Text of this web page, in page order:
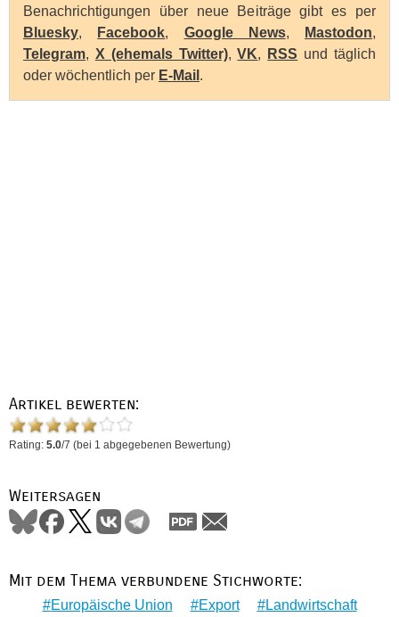
Benachrichtigungen über neue Beiträge gibt es per
Bluesky, Facebook, Google News, Mastodon,
Telegram, X (ehemals Twitter),VK, RSS und täglich
oder wöchentlich per E-Mail .
Artikel bewerten:
Rating: 5.0/7 (bei 1 abgegebenen Bewertung)
Weitersagen
Mit dem Thema verbundene Stichworte:
Europäische Union Export Landwirtschaft